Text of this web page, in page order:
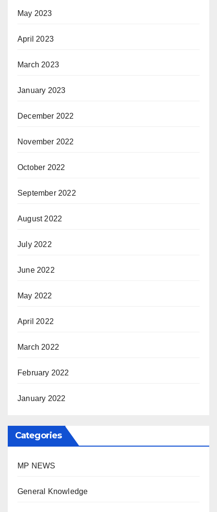
May 2023
April 2023
March 2023
January 2023
December 2022
November 2022
October 2022
September 2022
August 2022
July 2022
June 2022
May 2022
April 2022
March 2022
February 2022
January 2022
Categories
MP NEWS
General Knowledge